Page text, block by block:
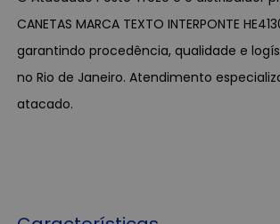
CANETAS MARCA TEXTO INTERPONTE
garantindo procedência, qualidade e
no Rio de Janeiro. Atendimento
atacado.